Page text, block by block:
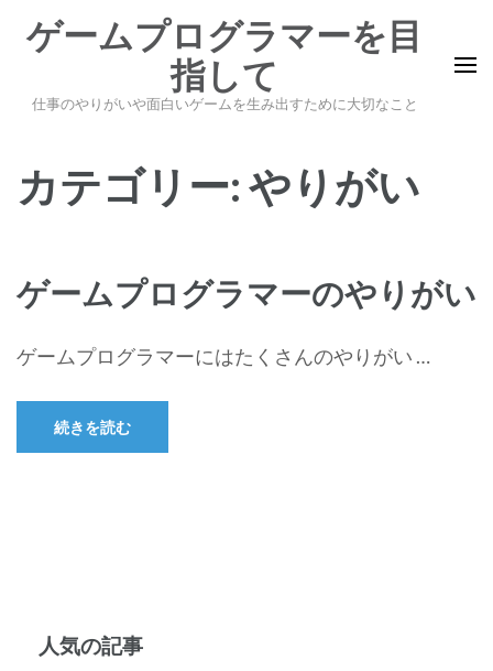
プ
を
ゲームプログラマーを目
指して
仕事のやりがいや面白いゲームを生み出すために大切なこと
カテゴリー:やりがい
ゲームプログラマーのやりがい
ゲームプログラマーにはたくさんのやりがい …
続きを読む
人気の記事